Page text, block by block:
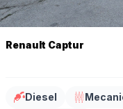
Renault Captur
Diesel